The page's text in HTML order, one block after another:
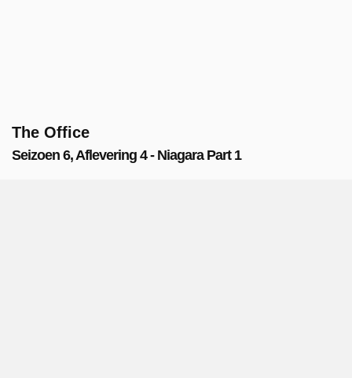
The Office
Seizoen 6, Aflevering 4 - Niagara Part 1